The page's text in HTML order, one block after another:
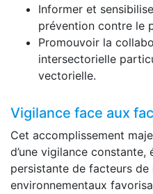
Informer et
prévention contre le
Promouvoir la
intersectorielle
vectorielle.
Vigilance face aux
Cet accomplissement
d’une vigilance
persistante de facteurs
environnementaux